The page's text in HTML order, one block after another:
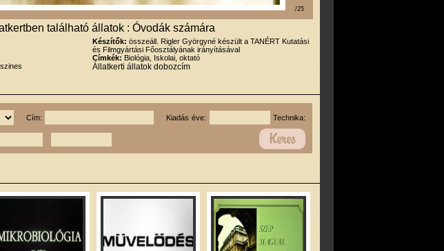
/25
található állatok : Óvodák számára
Készítők: összeáll. Rigler Györgyné készült a TANÉRT Kutatási
és Filmgyártási Főosztályának irányításával
Címkék: Biológia, Iskolai, oktató
Állatkerti állatok dobozcím
Cím: Kiadás éve: Technika: